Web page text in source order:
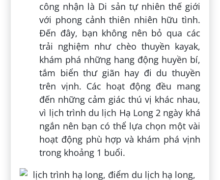
công nhận là Di sản tự nhiên thế giới
với phong cảnh thiên nhiên hữu tình.
Đến đây, bạn không nên bỏ qua các
trải nghiệm như chèo thuyền kayak,
khám phá những hang động huyền bí,
tắm biển thư giãn hay đi du thuyền
trên vịnh. Các hoạt động đều mang
đến những cảm giác thú vị khác nhau,
vì lịch trình du lịch Hạ Long 2 ngày khá
ngắn nên bạn có thể lựa chọn một vài
hoạt động phù hợp và khám phá vịnh
trong khoảng 1 buổi.